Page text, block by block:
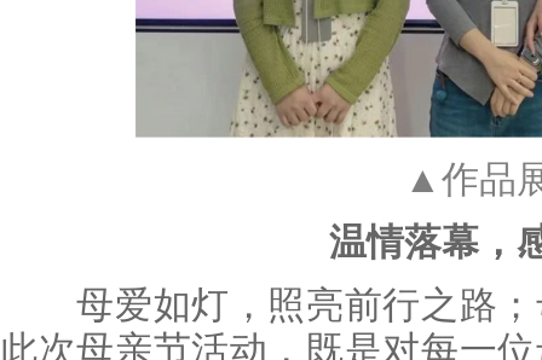
▲作品
温情落幕，
母爱如灯，照亮前行之路；
此次母亲节活动，既是对每一